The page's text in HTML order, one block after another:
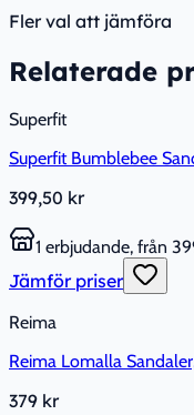
Fler val att jämföra
Relaterade
Superfit
Superfit Bumblebee
399,50 kr
1 erbjudande, från
Jämför priser
Reima
Reima Lomalla
379 kr